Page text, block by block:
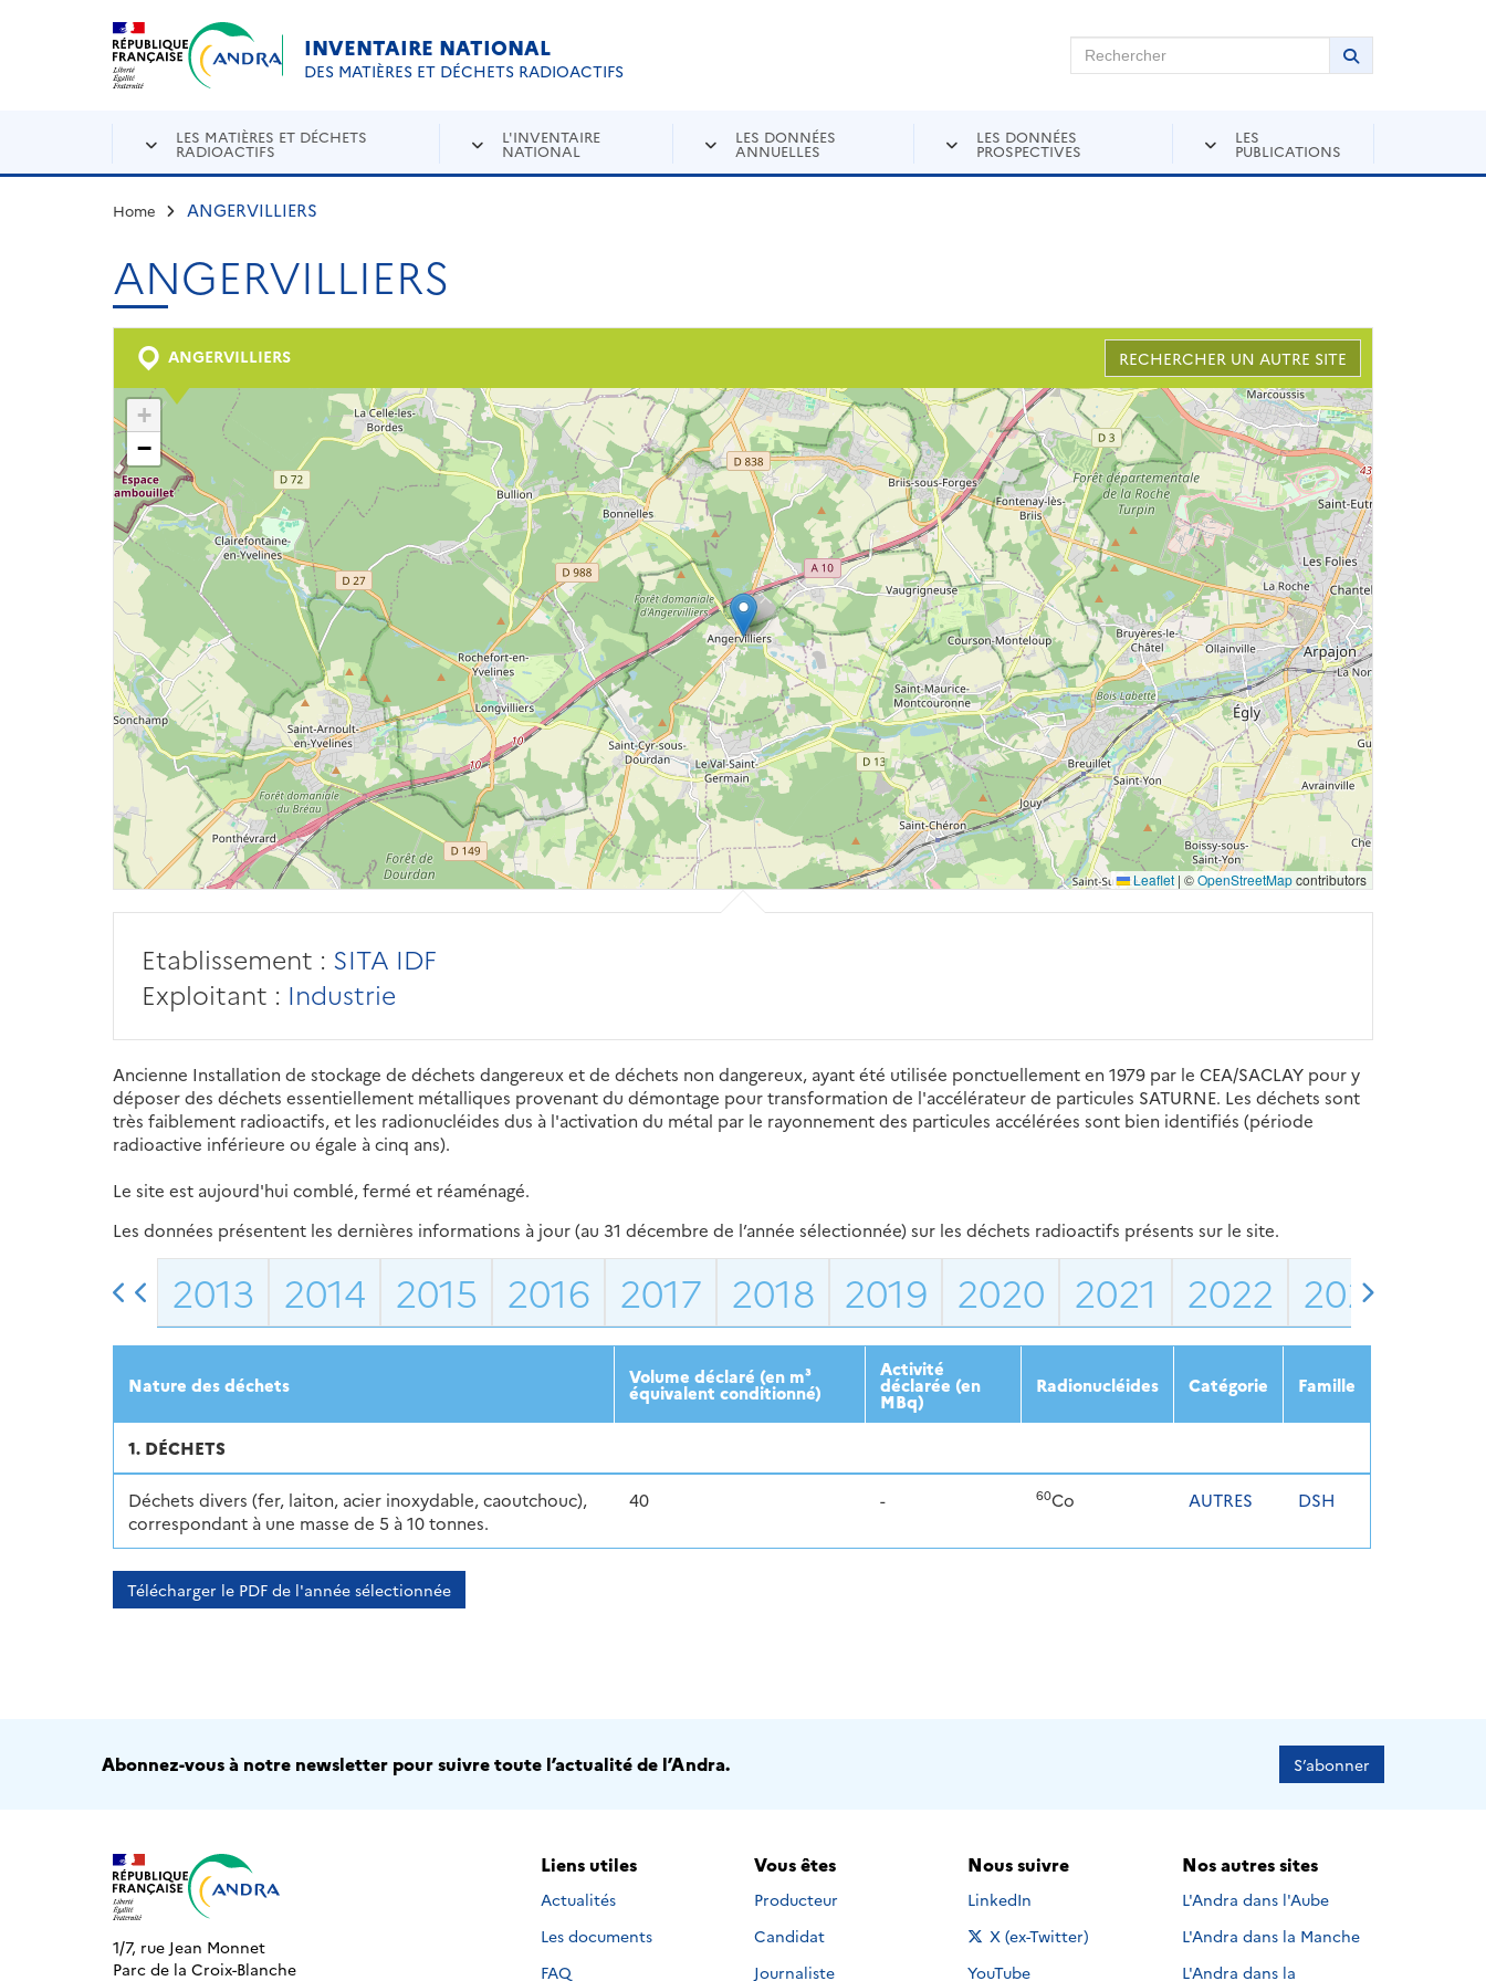
Aller au contenu principal
INVENTAIRE NATIONAL
DES MATIÈRES ET DÉCHETS RADIOACTIFS
Rechercher sur Andra Inventaire Rechercher
Lancer la
LES MATIÈRES ET DÉCHETS
RADIOACTIFS
L'INVENTAIRE
NATIONAL
LES DONNÉES
ANNUELLES
LES DONNÉES
PROSPECTIVES
LES
PUBLICATIONS
Home ANGERVILLIERS
ANGERVILLIERS
ANGERVILLIERS RECHERCHER UN AUTRE SITE
+
−
Leaflet | ©OpenStreetMapcontributors
Etablissement : SITA IDF
Exploitant : Industrie
Ancienne Installation de stockage de déchets dangereux et de déchets non dangereux, ayant été utilisée ponctuellement en 1979 par le CEA/SACLAY pour y
déposer des déchets essentiellement métalliques provenant du démontage pour transformation de l'accélérateur de particules SATURNE. Les déchets sont
très faiblement radioactifs, et les radionucléides dus à l'activation du métal par le rayonnement des particules accélérées sont bien identifiés (période
radioactive inférieure ou égale à cinq ans).
Le site est aujourd'hui comblé, fermé et réaménagé.
Les données présentent les dernières informations à jour (au 31 décembre de l’année sélectionnée) sur les déchets radioactifs présents sur le site.
2013 2014 2015 2016 2017 2018 2019 2020 2021 2022 2023
Nature des déchets Volume déclaré (en m³
équivalent conditionné)
Activité
déclarée (en
MBq)
Radionucléides Catégorie Famille
1. DÉCHETS
Déchets divers (fer, laiton, acier inoxydable, caoutchouc),
correspondant à une masse de 5 à 10 tonnes.
40 - 60Co AUTRES DSH
Télécharger le PDF de l'année sélectionnée
Abonnez-vous à notre newsletter pour suivre toute l’actualité de l’Andra. S’abonner
1/7, rue Jean Monnet
Parc de la Croix-Blanche
Liens utiles
Actualités
Les documents
FAQ
Vous êtes
Producteur
Candidat
Journaliste
Nous suivre
Nous suivre sur
LinkedIn
Nous suivre sur
X (ex-Twitter)
Nous suivre sur
YouTube
Nos autres sites
L'Andra dans l'Aube
L'Andra dans la Manche
L'Andra dans la